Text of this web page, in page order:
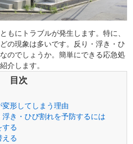
もにトラブルが発生します。特に、
の現象は多いです。反り・浮き・ひ
のでしょうか。簡単にできる応急処
介します。
目次
変形してしまう理由
浮き・ひび割れを予防するには
する
える